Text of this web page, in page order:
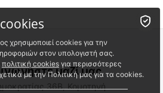
μαζί μας
36Β, Κομοτηνή
χρησιμοποιεί cookies για την
στον υπολογιστή σας.
πολιτική cookies για περισσότερες
με την Πολιτική μας για τα cookies.